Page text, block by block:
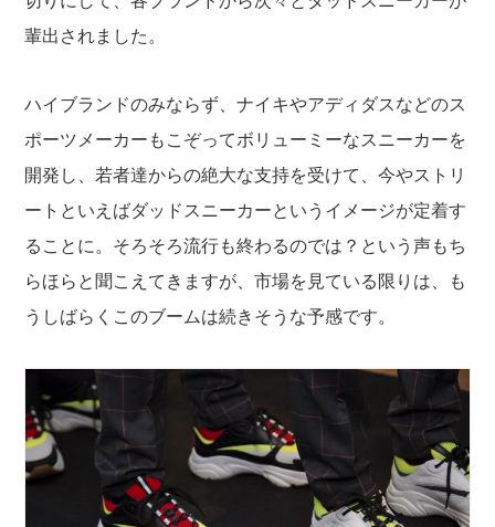
輩出されました。
ハイブランドのみならず、ナイキやアディダスなどのス
ポーツメーカーもこぞってボリューミーなスニーカーを
開発し、若者達からの絶大な支持を受けて、今やストリ
ートといえばダッドスニーカーというイメージが定着す
ることに。そろそろ流行も終わるのでは？という声もち
らほらと聞こえてきますが、市場を見ている限りは、も
うしばらくこのブームは続きそうな予感です。